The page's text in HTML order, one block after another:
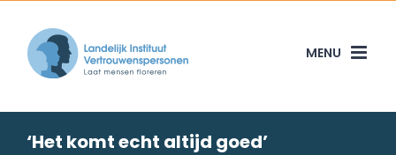
content
‘Het komt echt altijd goed’